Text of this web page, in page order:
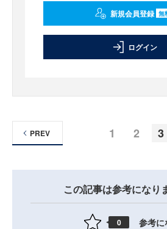
新規会員登録 無
ログイン
1 2 3
PREV
この記事は参考になり
0 参考に